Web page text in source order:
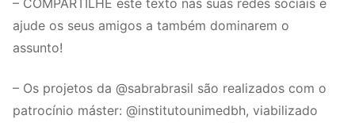
– COMPARTILHE este texto nas suas redes sociais e
ajude os seus amigos a também dominarem o
assunto!
– Os projetos da @sabrabrasil são realizados com o
patrocínio máster: @institutounimedbh, viabilizado